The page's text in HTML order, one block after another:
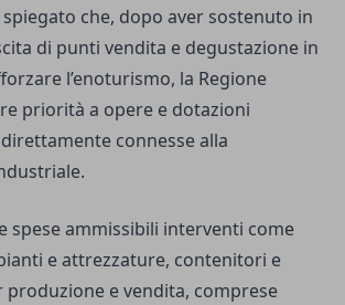
che, dopo aver sostenuto in
di punti vendita e degustazione in
l’enoturismo, la Regione
priorità a opere e dotazioni
connesse alla
spese ammissibili interventi come
e attrezzature, contenitori e
produzione e vendita, comprese